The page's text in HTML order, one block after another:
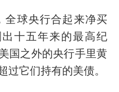
全球央行合起来净买
十五年来的最高纪
国之外的央行手里黄
过它们持有的美债。